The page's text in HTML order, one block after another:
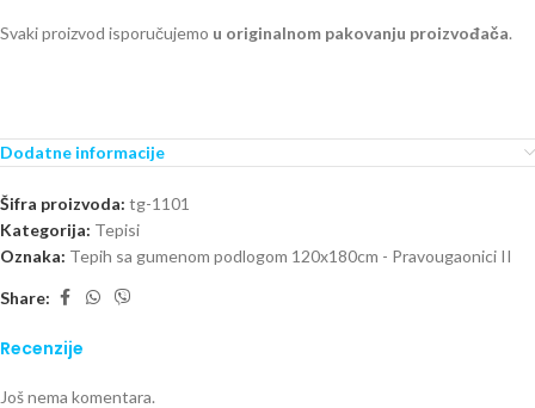
Svaki proizvod isporučujemo u originalnom pakovanju proizvođača.
Dodatne informacije
Šifra proizvoda: tg-1101
Kategorija: Tepisi
Oznaka: Tepih sa gumenom podlogom 120x180cm - Pravougaonici II
Share:
Recenzije
Još nema komentara.